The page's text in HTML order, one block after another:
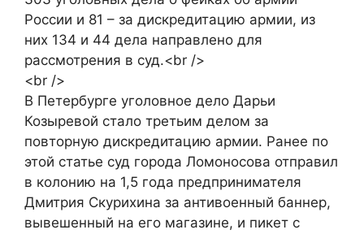
России и 81 – за дискредитацию армии, из
них 134 и 44 дела направлено для
рассмотрения в суд.<br />
<br />
В Петербурге уголовное дело Дарьи
Козыревой стало третьим делом за
повторную дискредитацию армии. Ранее по
этой статье суд города Ломоносова отправил
в колонию на 1,5 года предпринимателя
Дмитрия Скурихина за антивоенный баннер,
вывешенный на его магазине, и пикет с